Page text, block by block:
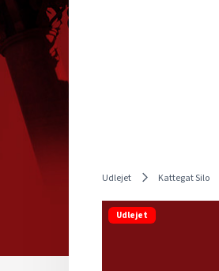
Udlejet Kattegat Silo
Udlejet